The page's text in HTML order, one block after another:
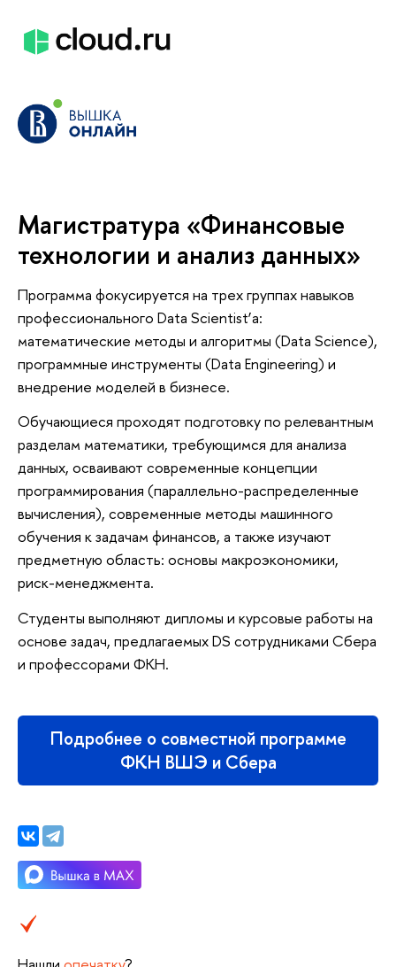
Магистратура «Финансовые
технологии и анализ данных»
Программа фокусируется на трех группах навыков
профессионального Data Scientist’а:
математические методы и алгоритмы (Data Science),
программные инструменты (Data Engineering) и
внедрение моделей в бизнесе.
Обучающиеся проходят подготовку по релевантным
разделам математики, требующимся для анализа
данных, осваивают современные концепции
программирования (параллельно-распределенные
вычисления), современные методы машинного
обучения к задачам финансов, а также изучают
предметную область: основы макроэкономики,
риск-менеджмента.
Студенты выполняют дипломы и курсовые работы на
основе задач, предлагаемых DS сотрудниками Сбера
и профессорами ФКН.
Подробнее о совместной программе
ФКН ВШЭ и Сбера